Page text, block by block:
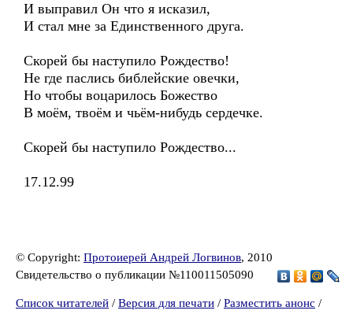
И выправил Он что я исказил,
И стал мне за Единственного друга.
Скорей бы наступило Рождество!
Не где паслись библейские овечки,
Но чтобы воцарилось Божество
В моём, твоём и чьём-нибудь сердечке.
Скорей бы наступило Рождество...
17.12.99
© Copyright: Протоиерей Андрей Логвинов, 2010
Свидетельство о публикации №110011505090
Список читателей / Версия для печати / Разместить анонс /